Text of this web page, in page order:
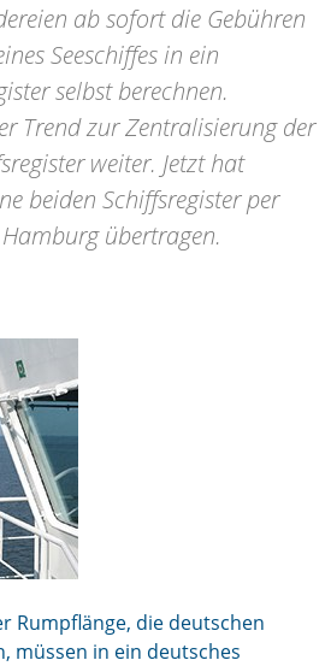
ab sofort die Gebühren
Seeschiffes in ein
selbst berechnen.
Trend zur Zentralisierung der
weiter. Jetzt hat
beiden Schiffsregister per
übertragen.
Rumpflänge, die deutschen
müssen in ein deutsches